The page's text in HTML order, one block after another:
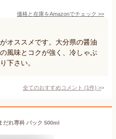
価格と在庫をAmazonでチェック >>
オススメです。大分県の醤油
風味とコクが強く、冷しゃぶ
下さい。
全てのおすすめコメント (1件) >
だれ専科 パック 500ml